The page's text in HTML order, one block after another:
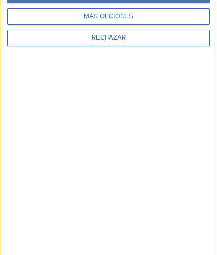
MÁS OPCIONES
RECHAZAR